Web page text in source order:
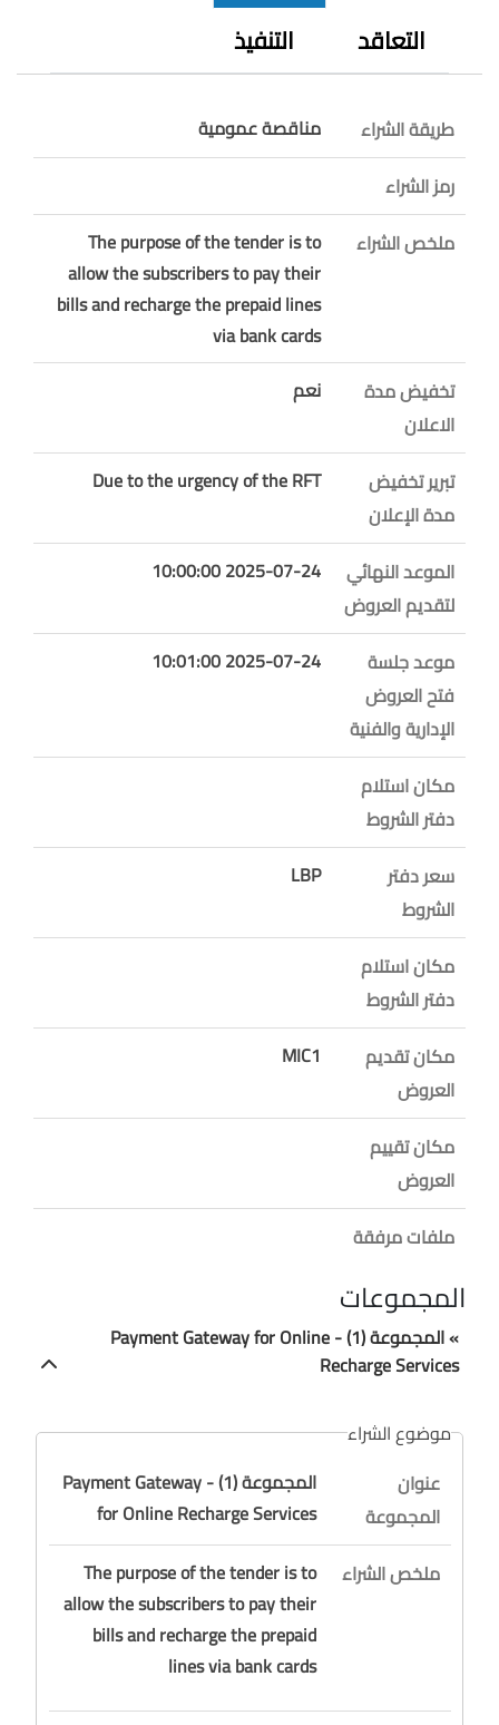
التعاقد
التنفيذ
طريقة الشراء
مناقصة عمومية
رمز الشراء
ملخص الشراء
The purpose of the tender is to
allow the subscribers to pay their
bills and recharge the prepaid lines
via bank cards
تخفيض مدة
الاعلان
نعم
تبرير تخفيض
مدة الإعلان
Due to the urgency of the RFT
الموعد النهائي
لتقديم العروض
2025-07-24 10:00:00
موعد جلسة
فتح العروض
الإدارية والفنية
2025-07-24 10:01:00
مكان استلام
دفتر الشروط
سعر دفتر
الشروط
LBP
مكان استلام
دفتر الشروط
مكان تقديم
العروض
MIC1
مكان تقييم
العروض
ملفات مرفقة
المجموعات
» المجموعة (1) - Payment Gateway for Online
Recharge Services
موضوع الشراء
عنوان
المجموعة
المجموعة (1) - Payment Gateway
for Online Recharge Services
ملخص الشراء
The purpose of the tender is to
allow the subscribers to pay their
bills and recharge the prepaid
lines via bank cards